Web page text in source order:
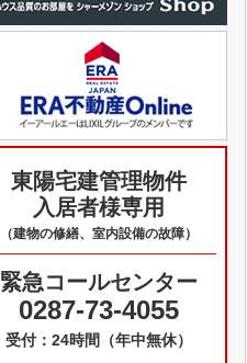
東陽宅建管理物件
入居者様専用
（建物の修繕、室内設備の故障）
緊急コールセンター
0287-73-4055
受付：24時間（年中無休）